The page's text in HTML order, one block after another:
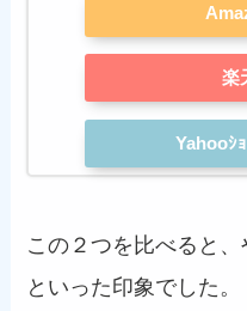
楽
Yahooｼ
この２つを比べると
といった印象でした。